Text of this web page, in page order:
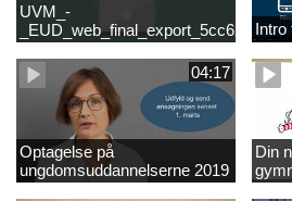
UVM_-
04:17
Optagelse på
ungdomsuddannelserne 2019
Din